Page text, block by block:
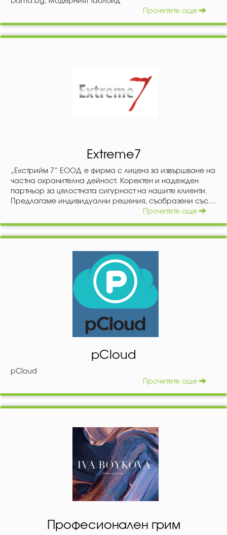
Прочетете още
Extreme7
„Екстрийм 7“ ЕООД е фирма с лиценз за извършване на
частна охранителна дейност. Коректен и надежден
партньор за цялостната сигурност на нашите клиенти.
Предлагаме индивидуални решения, съобразени със
специфичните потребности на всеки Наш бизнес
партньор. Обучението и професионалното развитие на
отделяме специално внимание на подбора и
обучението на личните кадри. Голям плюс за нашето
дружество е допълнителната ни дейност, а именно:
Центъра за професионално обучение- „Екстрийм“ и
трудовата ни борса. По този начин имаме пряка връзка
с най- добрия подбор на служители.
Прочетете още
pCloud
pCloud
Прочетете още
Професионален грим